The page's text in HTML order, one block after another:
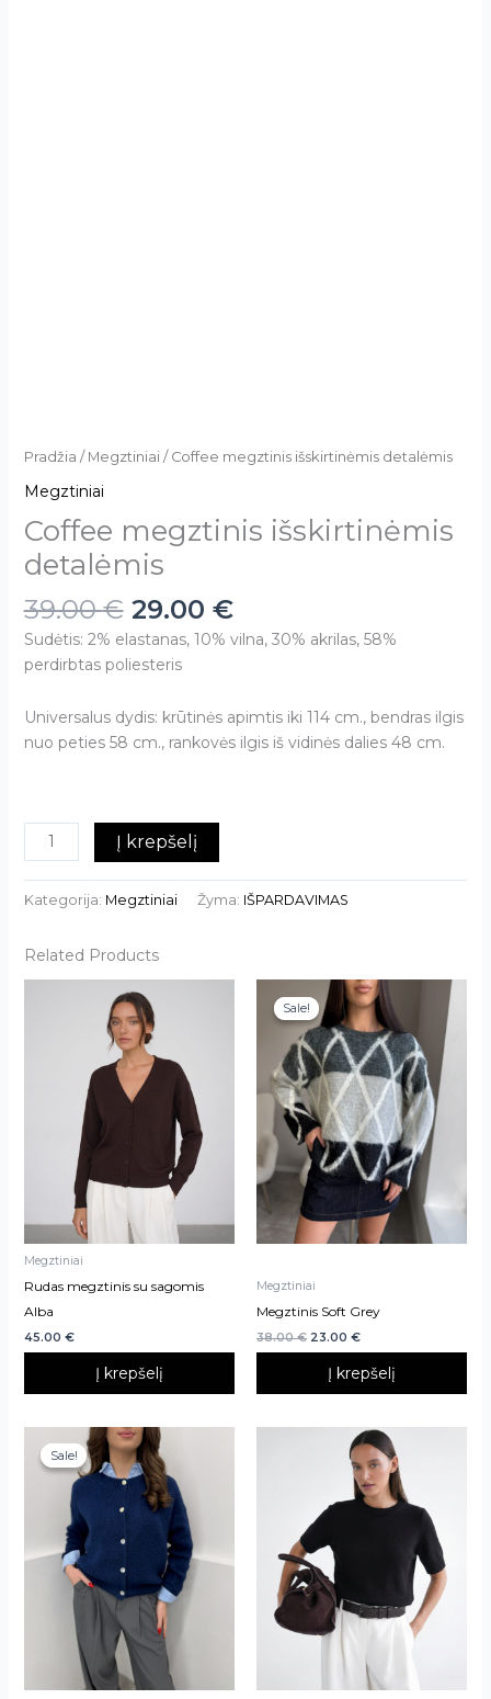
Pradžia / Megztiniai/ Coffee megztinis išskirtinėmis detalėmis
Megztiniai
Coffee megztinis išskirtinėmis
detalėmis
39.00€ 29.00 €
Sudėtis: 2% elastanas, 10% vilna, 30% akrilas, 58%
perdirbtas poliesteris
Universalus dydis: krūtinės apimtis iki 114 cm., bendras ilgis
nuo peties 58 cm., rankovės ilgis iš vidinės dalies 48 cm.
Į krepšelį
Kategorija: Megztiniai Žyma: IŠPARDAVIMAS
Related Products
Megztiniai
Rudas megztinis su sagomis
Alba
45.00 €
Į krepšelį
Sale!
Sale!
Megztiniai
Megztinis Soft Grey
38.00€ 23.00 €
Į krepšelį
Sale!
Sale!